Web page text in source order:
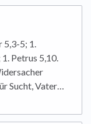
5,3-5; 1.
Petrus 5,10.
Sucht, Vater…